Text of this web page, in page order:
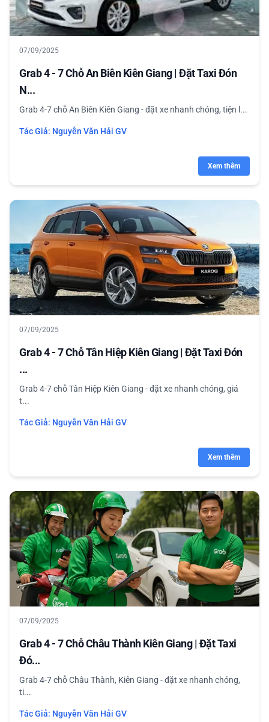
07/09/2025
Grab 4 - 7 Chỗ An Biên Kiên Giang | Đặt Taxi Đón
N...
Grab 4-7 chỗ An Biên Kiên Giang - đặt xe nhanh chóng, tiện l...
Tác Giả: Nguyễn Văn Hải GV
Xem thêm
07/09/2025
Grab 4 - 7 Chỗ Tân Hiệp Kiên Giang | Đặt Taxi Đón
...
Grab 4-7 chỗ Tân Hiệp Kiên Giang - đặt xe nhanh chóng, giá
t...
Tác Giả: Nguyễn Văn Hải GV
Xem thêm
07/09/2025
Grab 4 - 7 Chỗ Châu Thành Kiên Giang | Đặt Taxi
Đó...
Grab 4-7 chỗ Châu Thành, Kiên Giang - đặt xe nhanh chóng,
ti...
Tác Giả: Nguyễn Văn Hải GV